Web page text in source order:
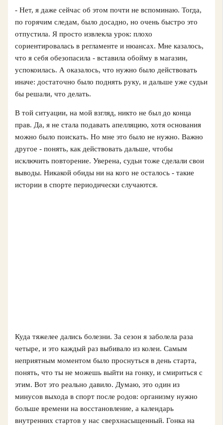
- Нет, я даже сейчас об этом почти не вспоминаю. Тогда,
по горячим следам, было досадно, но очень быстро это
отпустила. Я просто извлекла урок: плохо
сориентировалась в регламенте и нюансах. Мне казалось,
что я себя обезопасила - вставила обойму в магазин,
успокоилась. А оказалось, что нужно было действовать
иначе: достаточно было поднять руку, и дальше уже судьи
бы решали, что делать.
В той ситуации, на мой взгляд, никто не был до конца
прав. Да, я не стала подавать апелляцию, хотя основания
можно было поискать. Но мне это было не нужно. Важно
другое - понять, как действовать дальше, чтобы
исключить повторение. Уверена, судьи тоже сделали свои
выводы. Никакой обиды ни на кого не осталось - такие
истории в спорте периодически случаются.
Куда тяжелее дались болезни. За сезон я заболела раза
четыре, и это каждый раз выбивало из колеи. Самым
неприятным моментом было проснуться в день старта,
понять, что ты не можешь выйти на гонку, и смириться с
этим. Вот это реально давило. Думаю, это один из
минусов выхода в спорт после родов: организму нужно
больше времени на восстановление, а календарь
внутренних стартов у нас сверхнасыщенный. Гонка на